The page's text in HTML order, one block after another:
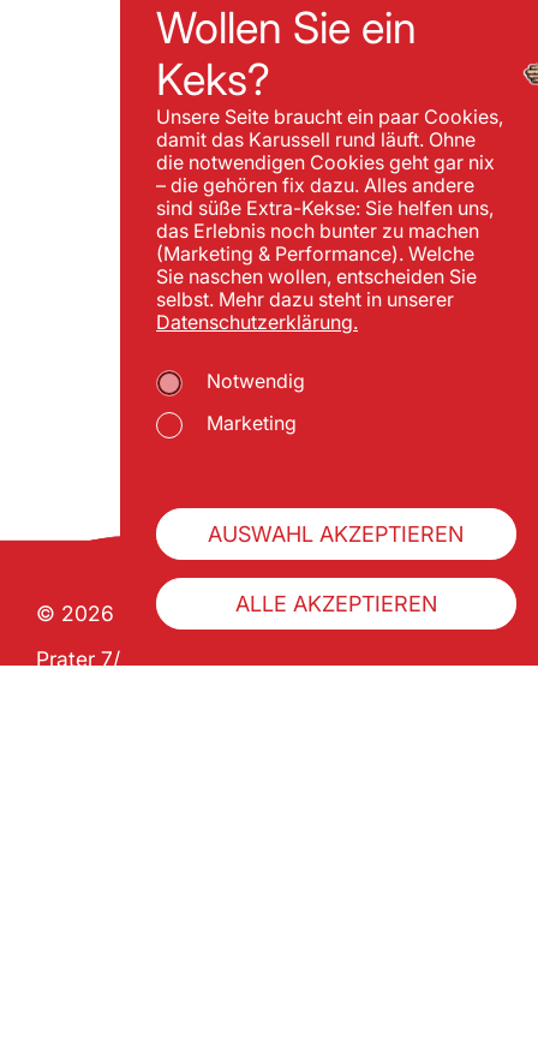
Wollen Sie ein
Keks?
Unsere Seite braucht ein paar Cookies,
damit das Karussell rund läuft. Ohne
die notwendigen Cookies geht gar nix
– die gehören fix dazu. Alles andere
sind süße Extra-Kekse: Sie helfen uns,
das Erlebnis noch bunter zu machen
(Marketing & Performance). Welche
Sie naschen wollen, entscheiden Sie
selbst. Mehr dazu steht in unserer
Datenschutzerklärung.
Notwendig
Marketing
AUSWAHL AKZEPTIEREN
ALLE AKZEPTIEREN
© 2026 Wiener Praterverband
Prater 7/1 | A-1020 Wien